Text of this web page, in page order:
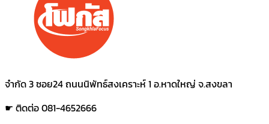
จำกัด 3 ซอย24 ถนนนิพัทธ์สงเคราะห์ 1 อ.หาดใหญ่ จ.สงขลา
☛ ติดต่อ 081-4652666